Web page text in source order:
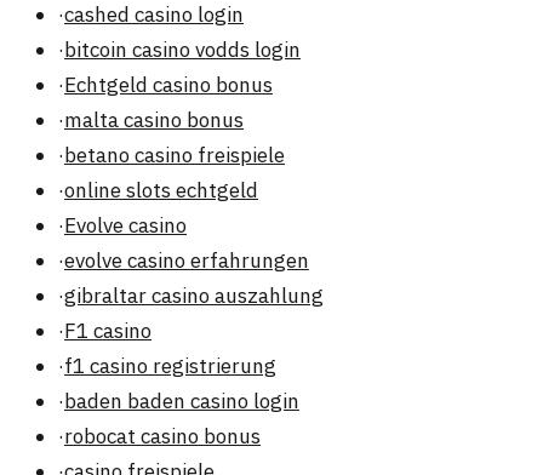
·cashed casino login
·bitcoin casino vodds login
·Echtgeld casino bonus
·malta casino bonus
·betano casino freispiele
·online slots echtgeld
·Evolve casino
·evolve casino erfahrungen
·gibraltar casino auszahlung
·F1 casino
·f1 casino registrierung
·baden baden casino login
·robocat casino bonus